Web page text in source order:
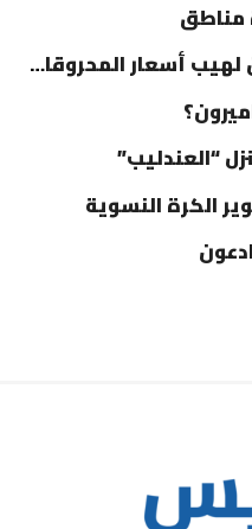
أسعار المحروقات؟
“العندليب”
الكرة النسوية